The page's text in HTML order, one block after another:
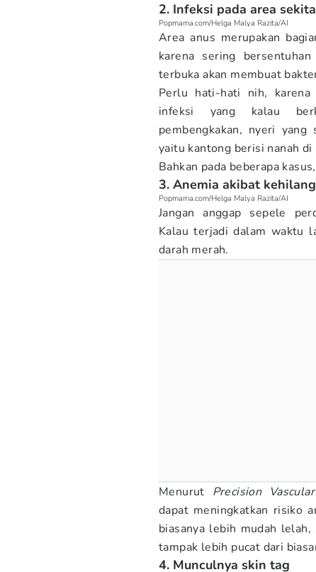
2. Infeksi pada area
Popmama.com/Helga Malya Razita/AI
Area anus merupakan
karena sering
terbuka akan membuat
Perlu hati-hati nih,
infeksi yang kalau
pembengkakan, nyeri
yaitu kantong berisi nanah di
Bahkan pada beberapa
3. Anemia akibat
Popmama.com/Helga Malya Razita/AI
Jangan anggap sepele
Kalau terjadi dalam waktu
darah merah.
Menurut Precision
dapat meningkatkan risiko
biasanya lebih mudah
tampak lebih pucat dari
4. Munculnya skin tag